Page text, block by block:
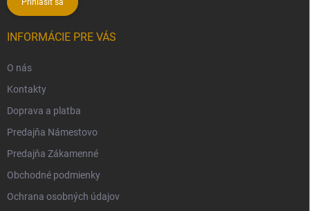
Prihlásiť sa
INFORMÁCIE PRE VÁS
O nás
Kontakty
Doprava a platba
Predajňa Námestovo
Predajňa Zákamenné
Obchodné podmienky
Ochrana osobných údajov